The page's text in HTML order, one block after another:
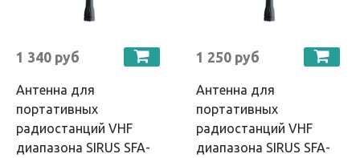
1 340 руб
Антенна для
портативных
радиостанций VHF
диапазона SIRUS SFA-
1 250 руб
Антенна для
портативных
радиостанций VHF
диапазона SIRUS SFA-